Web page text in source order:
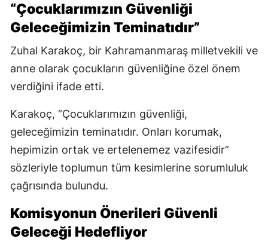
“Çocuklarımızın Güvenliği
Geleceğimizin Teminatıdır”
Zuhal Karakoç, bir Kahramanmaraş milletvekili ve
anne olarak çocukların güvenliğine özel önem
verdiğini ifade etti.
Karakoç, “Çocuklarımızın güvenliği,
geleceğimizin teminatıdır. Onları korumak,
hepimizin ortak ve ertelenemez vazifesidir”
sözleriyle toplumun tüm kesimlerine sorumluluk
çağrısında bulundu.
Komisyonun Önerileri Güvenli
Geleceği Hedefliyor